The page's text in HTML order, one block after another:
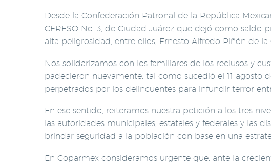
Desde la Confederación Patronal de la República
CERESO No. 3, de Ciudad Juárez que dejó como saldo
alta peligrosidad, entre ellos, Ernesto Alfredo Piñón de la
Nos solidarizamos con los familiares de los reclusos y
padecieron nuevamente, tal como sucedió el 11 agosto
perpetrados por los delincuentes para infundir terror
En ese sentido, reiteramos nuestra petición a los tres
las autoridades municipales, estatales y federales y las
brindar seguridad a la población con base en una
En Coparmex consideramos urgente que, ante la